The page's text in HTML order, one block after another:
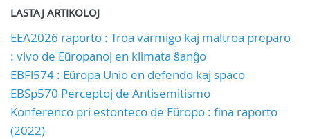
LASTAJ ARTIKOLOJ
EEA2026 raporto : Troa varmigo kaj maltroa preparo
: vivo de Eŭropanoj en klimata ŝanĝo
EBFl574 : Eŭropa Unio en defendo kaj spaco
EBSp570 Perceptoj de Antisemitismo
Konferenco pri estonteco de Eŭropo : fina raporto
(2022)